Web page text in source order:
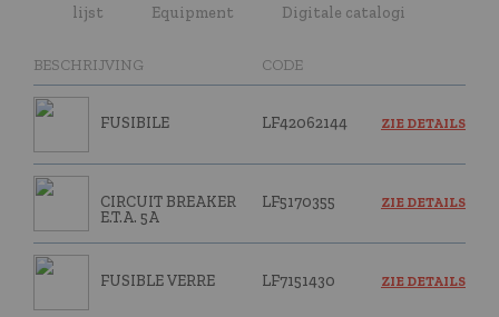
lijst
Equipment Digitale catalogi
BESCHRIJVING CODE
FUSIBILE LF42062144 ZIE DETAILS
CIRCUIT BREAKER
E.T.A. 5A
LF5170355 ZIE DETAILS
FUSIBLE VERRE LF7151430 ZIE DETAILS